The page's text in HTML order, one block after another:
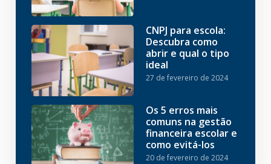
CNPJ para escola:
Descubra como
abrir e qual o tipo
ideal
27 de fevereiro de 2024
Os 5 erros mais
comuns na gestão
financeira escolar e
como evitá-los
20 de fevereiro de 2024